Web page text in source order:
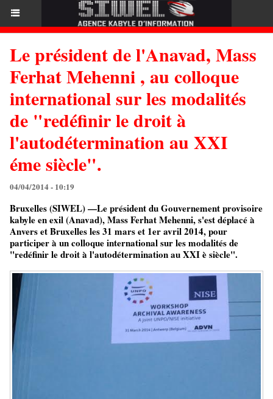
Le président de l'Anavad, Mass
Ferhat Mehenni , au colloque
international sur les modalités
de "redéfinir le droit à
l'autodétermination au XXI
éme siècle".
04/04/2014 - 10:19
Bruxelles (SIWEL) —Le président du Gouvernement provisoire
kabyle en exil (Anavad), Mass Ferhat Mehenni, s'est déplacé à
Anvers et Bruxelles les 31 mars et 1er avril 2014, pour
participer à un colloque international sur les modalités de
"redéfinir le droit à l'autodétermination au XXI è siècle".